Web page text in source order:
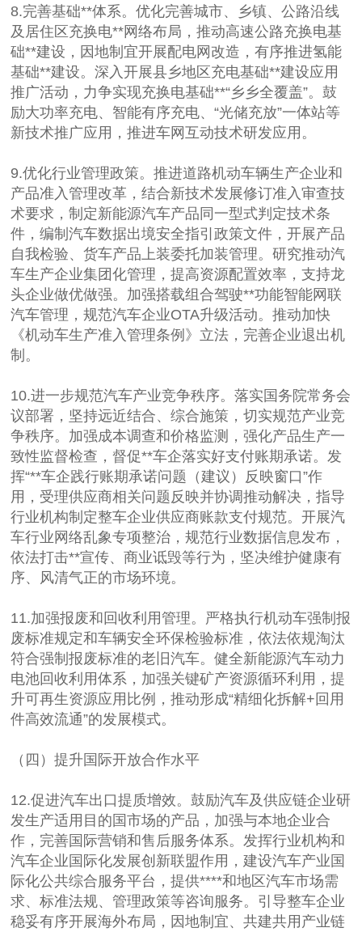
8.完善基础**体系。优化完善城市、乡镇、公路沿线
及居住区充换电**网络布局，推动高速公路充换电基
础**建设，因地制宜开展配电网改造，有序推进氢能
基础**建设。深入开展县乡地区充电基础**建设应用
推广活动，力争实现充换电基础**“乡乡全覆盖”。鼓
励大功率充电、智能有序充电、“光储充放”一体站等
新技术推广应用，推进车网互动技术研发应用。
9.优化行业管理政策。推进道路机动车辆生产企业和
产品准入管理改革，结合新技术发展修订准入审查技
术要求，制定新能源汽车产品同一型式判定技术条
件，编制汽车数据出境安全指引政策文件，开展产品
自我检验、货车产品上装委托加装管理。研究推动汽
车生产企业集团化管理，提高资源配置效率，支持龙
头企业做优做强。加强搭载组合驾驶**功能智能网联
汽车管理，规范汽车企业OTA升级活动。推动加快
《机动车生产准入管理条例》立法，完善企业退出机
制。
10.进一步规范汽车产业竞争秩序。落实国务院常务会
议部署，坚持远近结合、综合施策，切实规范产业竞
争秩序。加强成本调查和价格监测，强化产品生产一
致性监督检查，督促**车企落实好支付账期承诺。发
挥“**车企践行账期承诺问题（建议）反映窗口”作
用，受理供应商相关问题反映并协调推动解决，指导
行业机构制定整车企业供应商账款支付规范。开展汽
车行业网络乱象专项整治，规范行业数据信息发布，
依法打击**宣传、商业诋毁等行为，坚决维护健康有
序、风清气正的市场环境。
11.加强报废和回收利用管理。严格执行机动车强制报
废标准规定和车辆安全环保检验标准，依法依规淘汰
符合强制报废标准的老旧汽车。健全新能源汽车动力
电池回收利用体系，加强关键矿产资源循环利用，提
升可再生资源应用比例，推动形成“精细化拆解+回用
件高效流通”的发展模式。
（四）提升国际开放合作水平
12.促进汽车出口提质增效。鼓励汽车及供应链企业研
发生产适用目的国市场的产品，加强与本地企业合
作，完善国际营销和售后服务体系。发挥行业机构和
汽车企业国际化发展创新联盟作用，建设汽车产业国
际化公共综合服务平台，提供****和地区汽车市场需
求、标准法规、管理政策等咨询服务。引导整车企业
稳妥有序开展海外布局，因地制宜、共建共用产业链